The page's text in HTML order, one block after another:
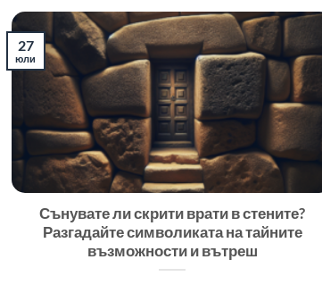
Сънувате ли скрити врати в стените?
Разгадайте символиката на тайните
възможности и вътреш
27
юли